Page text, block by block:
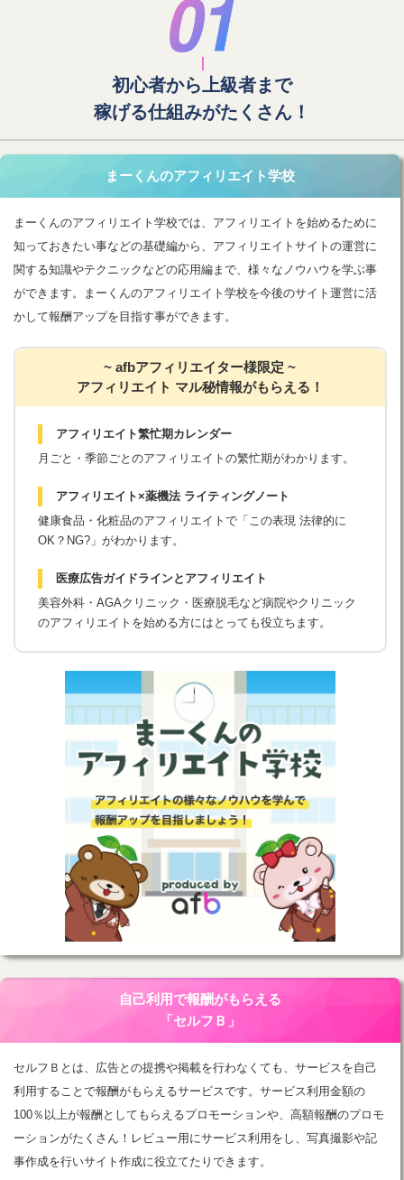
初心者から上級者まで
稼げる仕組みがたくさん！
まーくんのアフィリエイト学校
まーくんのアフィリエイト学校では、アフィリエイトを始めるために
知っておきたい事などの基礎編から、アフィリエイトサイトの運営に
関する知識やテクニックなどの応用編まで、様々なノウハウを学ぶ事
ができます。まーくんのアフィリエイト学校を今後のサイト運営に活
かして報酬アップを目指す事ができます。
~ afbアフィリエイター様限定 ~
アフィリエイト マル秘情報がもらえる！
アフィリエイト繁忙期カレンダー
月ごと・季節ごとのアフィリエイトの繁忙期がわかります。
アフィリエイト×薬機法 ライティングノート
健康食品・化粧品のアフィリエイトで「この表現 法律的に
OK？NG?」がわかります。
医療広告ガイドラインとアフィリエイト
美容外科・AGAクリニック・医療脱毛など病院やクリニック
のアフィリエイトを始める方にはとっても役立ちます。
自己利用で報酬がもらえる
「セルフＢ」
セルフＢとは、広告との提携や掲載を行わなくても、サービスを自己
利用することで報酬がもらえるサービスです。サービス利用金額の
100％以上が報酬としてもらえるプロモーションや、高額報酬のプロモ
ーションがたくさん！レビュー用にサービス利用をし、写真撮影や記
事作成を行いサイト作成に役立てたりできます。